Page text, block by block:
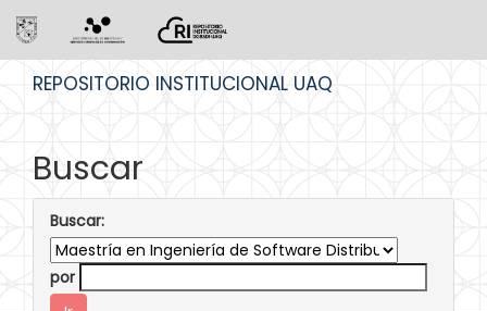
REPOSITORIO INSTITUCIONAL UAQ
Buscar
Buscar:
por